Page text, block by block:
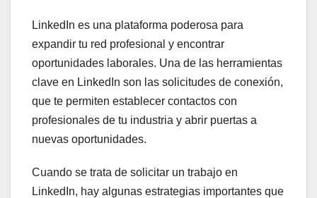
LinkedIn es una plataforma poderosa para
expandir tu red profesional y encontrar
oportunidades laborales. Una de las herramientas
clave en LinkedIn son las solicitudes de conexión,
que te permiten establecer contactos con
profesionales de tu industria y abrir puertas a
nuevas oportunidades.
Cuando se trata de solicitar un trabajo en
LinkedIn, hay algunas estrategias importantes que